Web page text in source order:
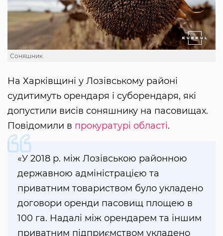
Соняшник
На Харківщині у Лозівському районі
судитимуть орендаря і суборендаря, які
допустили висів соняшнику на пасовищах.
Повідомили в прокуратурі області.
«У 2018 р. між Лозівською районною
державною адміністрацією та
приватним товариством було укладено
договори оренди пасовищ площею в
100 га. Надалі між орендарем та іншим
приватним підприємством укладено